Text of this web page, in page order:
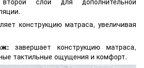
конструкцию матраса, увеличивая
завершает конструкцию матраса,
тактильные ощущения и комфорт.